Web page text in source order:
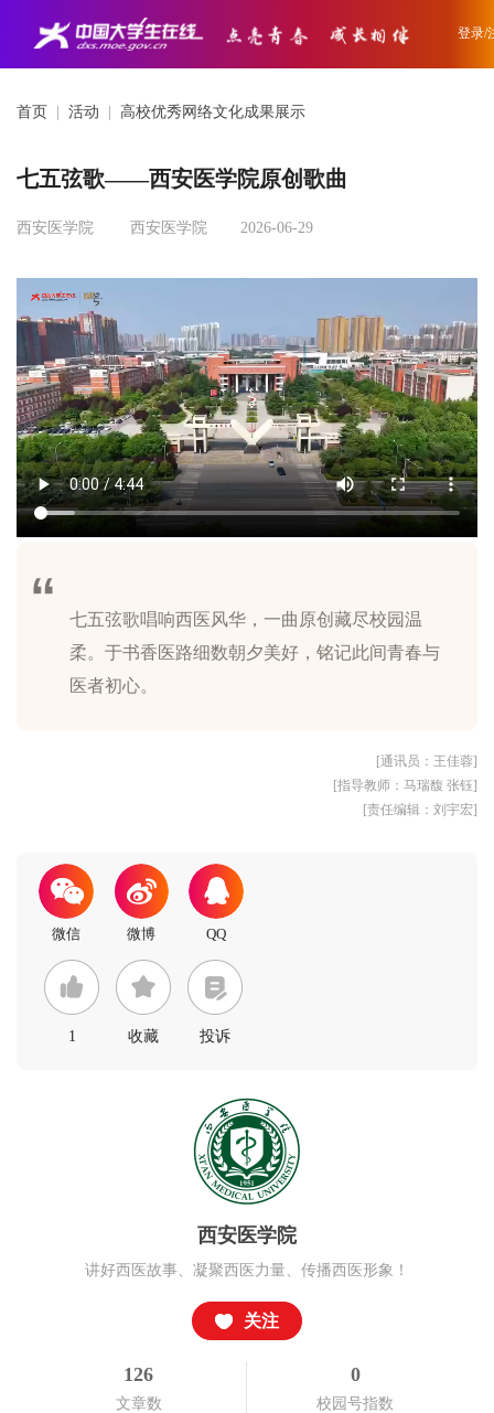
登录/
首页 活动 高校优秀网络文化成果展示
七五弦歌——西安医学院原创歌曲
西安医学院 西安医学院 2026-06-29
七五弦歌唱响西医风华，一曲原创藏尽校园温
柔。于书香医路细数朝夕美好，铭记此间青春与
[通讯员：王佳蓉]
[指导教师：马瑞馥 张钰]
[责任编辑：刘宇宏]
1 收藏 投诉
西安医学院
讲好西医故事、凝聚西医力量、传播西医形象！
关注
126
文章数
0
校园号指数